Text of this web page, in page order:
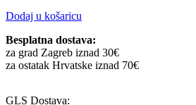
Dodaj u košaricu
Besplatna dostava:
za grad Zagreb iznad 30€
za ostatak Hrvatske iznad 70€
GLS Dostava: